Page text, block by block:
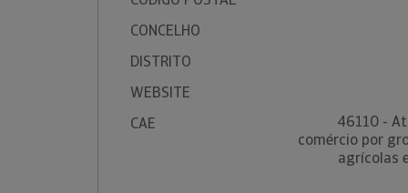
CONCELHO
DISTRITO
WEBSITE
CAE
46110 -
comércio por
agrícolas